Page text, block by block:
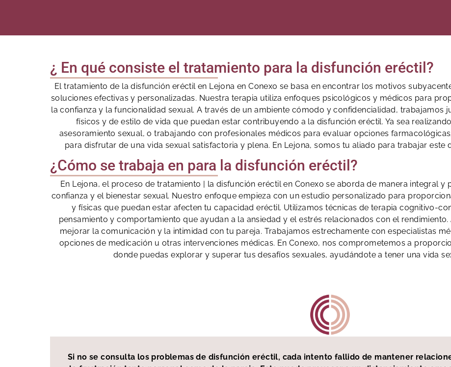
¿ En qué consiste el tratamiento para la disfunción eréctil?
El tratamiento de la disfunción eréctil en Lejona en Conexo se basa en encontrar los motivos
soluciones efectivas y personalizadas. Nuestra terapia utiliza enfoques psicológicos y médicos para
la confianza y la funcionalidad sexual. A través de un ambiente cómodo y confidencialidad, trabajamos
físicos y de estilo de vida que puedan estar contribuyendo a la disfunción eréctil. Ya sea
asesoramiento sexual, o trabajando con profesionales médicos para evaluar opciones
para disfrutar de una vida sexual satisfactoria y plena. En Lejona, somos tu aliado para trabajar este
¿Cómo se trabaja en para la disfunción eréctil?
En Lejona, el proceso de tratamiento | la disfunción eréctil en Conexo se aborda de manera integral y
confianza y el bienestar sexual. Nuestro enfoque empieza con un estudio personalizado para
y físicas que puedan estar afecten tu capacidad eréctil. Utilizamos técnicas de terapia cognitivo-
pensamiento y comportamiento que ayudan a la ansiedad y el estrés relacionados con el
mejorar la comunicación y la intimidad con tu pareja. Trabajamos estrechamente con especialistas
opciones de medicación u otras intervenciones médicas. En Conexo, nos comprometemos a
donde puedas explorar y superar tus desafíos sexuales, ayudándote a tener una vida
Si no se consulta los problemas de disfunción eréctil, cada intento fallido de mantener